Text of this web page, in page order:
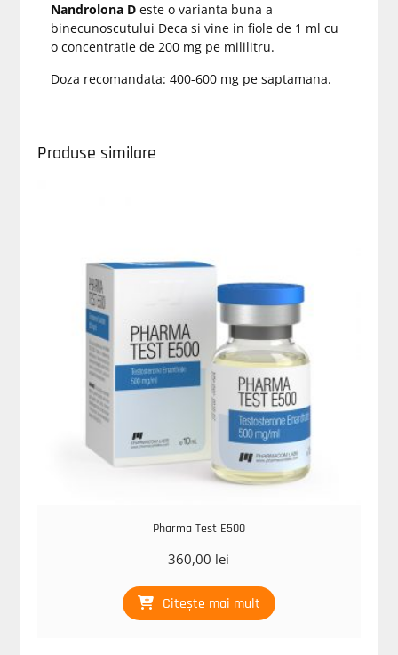
Nandrolona Deste o varianta buna a
binecunoscutului Deca si vine in fiole de 1 ml cu
o concentratie de 200 mg pe mililitru.
Doza recomandata: 400-600 mg pe saptamana.
Produse similare
Pharma Test E500
360,00 lei
Citește mai mult